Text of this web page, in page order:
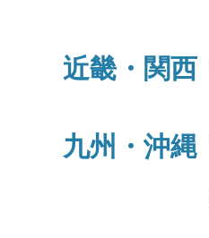
近畿・関西
九州・沖縄